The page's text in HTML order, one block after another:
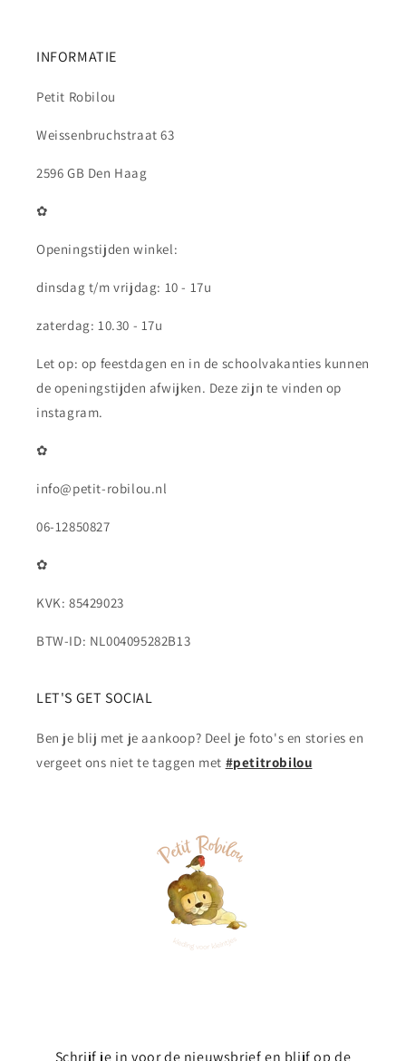
INFORMATIE
Petit Robilou
Weissenbruchstraat 63
2596 GB Den Haag
✿
Openingstijden winkel:
dinsdag t/m vrijdag: 10 - 17u
zaterdag: 10.30 - 17u
Let op: op feestdagen en in de schoolvakanties kunnen
de openingstijden afwijken. Deze zijn te vinden op
instagram.
✿
info@petit-robilou.nl
06-12850827
✿
KVK: 85429023
BTW-ID: NL004095282B13
LET'S GET SOCIAL
Ben je blij met je aankoop? Deel je foto's en stories en
vergeet ons niet te taggen met #petitrobilou
Schrijf je in voor de nieuwsbrief en blijf op de